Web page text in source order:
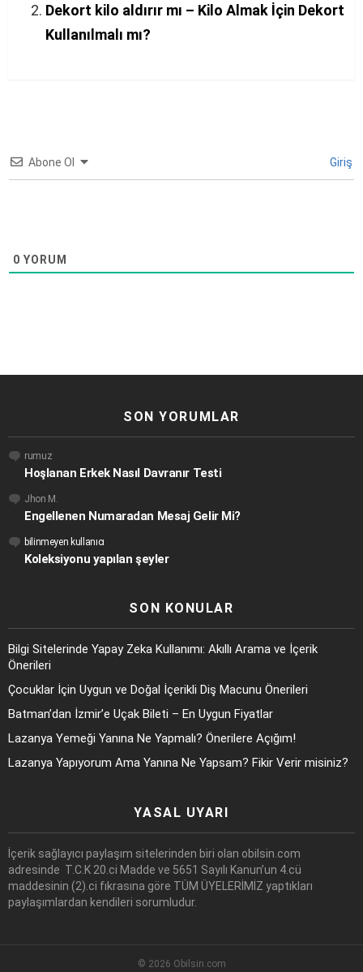
Dekort kilo aldırır mı – Kilo Almak İçin Dekort
Kullanılmalı mı?
Abone Ol Giriş
0 YORUM
SON YORUMLAR
rumuz
Hoşlanan Erkek Nasıl Davranır Testi
Jhon M.
Engellenen Numaradan Mesaj Gelir Mi?
bilinmeyen kullanıcı
Koleksiyonu yapılan şeyler
SON KONULAR
Bilgi Sitelerinde Yapay Zeka Kullanımı: Akıllı Arama ve İçerik
Önerileri
Çocuklar İçin Uygun ve Doğal İçerikli Diş Macunu Önerileri
Batman’dan İzmir’e Uçak Bileti – En Uygun Fiyatlar
Lazanya Yemeği Yanına Ne Yapmalı? Önerilere Açığım!
Lazanya Yapıyorum Ama Yanına Ne Yapsam? Fikir Verir misiniz?
YASAL UYARI
İçerik sağlayıcı paylaşım sitelerinden biri olan obilsin.com
adresinde T.C.K 20.ci Madde ve 5651 Sayılı Kanun’un 4.cü
maddesinin (2).ci fıkrasına göre TÜM ÜYELERİMİZ yaptıkları
paylaşımlardan kendileri sorumludur.
© 2026 Obilsin.com